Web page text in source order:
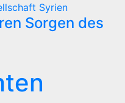
Syrien
Sorgen des